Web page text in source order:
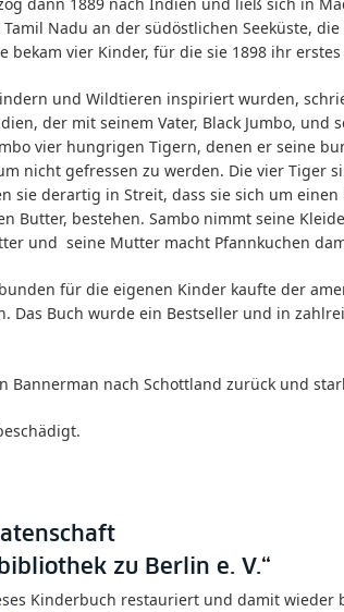
Nadu an der südöstlichen Seeküste,
vier Kinder, für die sie 1898 ihr
und Wildtieren inspiriert wurden,
der mit seinem Vater, Black Jumbo, und
vier hungrigen Tigern, denen er seine
nicht gefressen zu werden. Die vier Tiger
sie derartig in Streit, dass sie sich um
Butter, bestehen. Sambo nimmt seine
und seine Mutter macht Pfannkuchen
für die eigenen Kinder kaufte der
Das Buch wurde ein Bestseller und in
Bannerman nach Schottland zurück und
zu Berlin e. V.“
Kinderbuch restauriert und damit wieder